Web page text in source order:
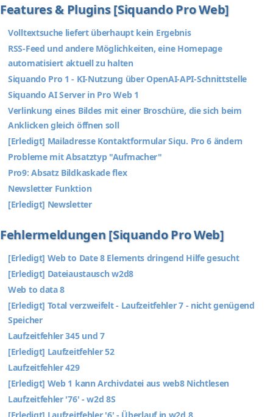
Features & Plugins [Siquando Pro Web]
Volltextsuche liefert überhaupt kein Ergebnis
RSS-Feed und andere Möglichkeiten, eine Homepage
automatisiert aktuell zu halten
Siquando Pro 1 - KI-Nutzung über OpenAI-API-Schnittstelle
Siquando AI Server in Pro Web 1
Verlinkung eines Bildes mit einer Broschüre, die sich beim
Anklicken gleich öffnen soll
[Erledigt] Mailadresse Kontaktformular Siqu. Pro 6 ändern
Probleme mit Absatztyp "Aufmacher"
Pro9: Absatz Bildkaskade flex
Newsletter Funktion
[Erledigt] Newsletter
Fehlermeldungen [Siquando Pro Web]
[Erledigt] Web to Date 8 Elements dringend Hilfe gesucht
[Erledigt] Dateiaustausch w2d8
Web to data 8
[Erledigt] Total verzweifelt - Laufzeitfehler 7 - nicht genügend
Speicher
Laufzeitfehler 345 und 7
[Erledigt] Laufzeitfehler 52
Laufzeitfehler 429
[Erledigt] Web 1 kann Archivdatei aus web8 Nichtlesen
Laufzeitfehler '76' - w2d 8S